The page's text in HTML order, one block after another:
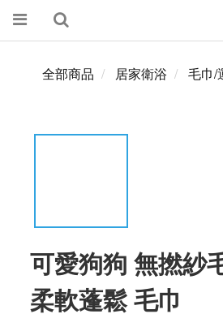
全部商品 居家衛浴 毛巾/
可愛狗狗 無撚紗
柔軟蓬鬆 毛巾